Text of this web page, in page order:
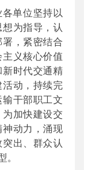
单位坚持以
为指导，认
，紧密结合
义核心价值
时代交通精
动，持续完
干部职工文
加快建设交
动力，涌现
出、群众认
。